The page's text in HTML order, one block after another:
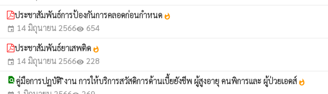
ประชาสัมพันธ์การป้องกันการคลอดก่อนกำหนด whatshot
event 14 มิถุนายน 2566visibility 654
ประชาสัมพันธ์ยาเสพติด whatshot
event 14 มิถุนายน 2566visibility 228
find_in_page คู่มือการปฏบัติ ิงาน การให้บริการสวัสดิการด้านเบี้ยยังชีพ ผู้สูงอายุ คนพิการและ ผู้ป่วยเอดส์ whatshot